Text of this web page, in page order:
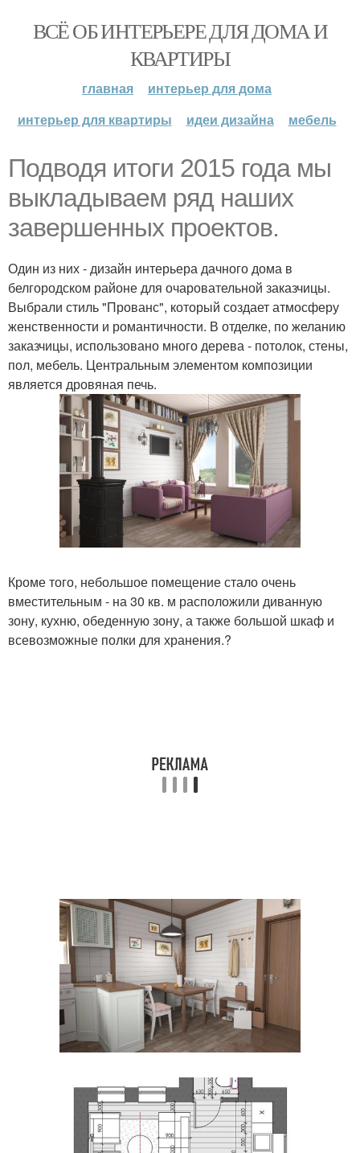
ВСЁ ОБ ИНТЕРЬЕРЕ ДЛЯ ДОМА И
КВАРТИРЫ
главная
интерьер для дома
интерьер для квартиры
идеи дизайна мебель
Подводя итоги 2015 года мы
выкладываем ряд наших
завершенных проектов.
Один из них - дизайн интерьера дачного дома в
белгородском районе для очаровательной заказчицы.
Выбрали стиль "Прованс", который создает атмосферу
женственности и романтичности. В отделке, по желанию
заказчицы, использовано много дерева - потолок, стены,
пол, мебель. Центральным элементом композиции
является дровяная печь.
Кроме того, небольшое помещение стало очень
вместительным - на 30 кв. м расположили диванную
зону, кухню, обеденную зону, а также большой шкаф и
всевозможные полки для хранения.?